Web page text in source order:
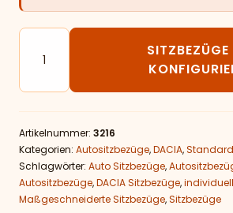
Autositzbezüge passend für DACIA
SITZBEZÜGE
Artikelnummer: 3216
Kategorien: Autositzbezüge,DACIA,
Schlagwörter: Auto Sitzbezüge,
Autositzbezüge,DACIA Sitzbezüge,
Maßgeschneiderte Sitzbezüge,Sitzbezüge